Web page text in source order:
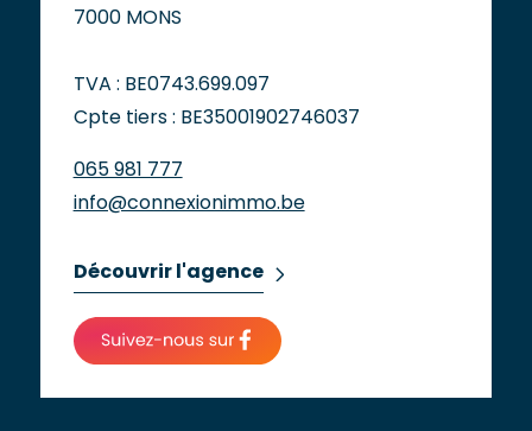
7000 MONS
TVA : BE0743.699.097
Cpte tiers : BE35001902746037
065 981 777
info@connexionimmo.be
Découvrir l'agence